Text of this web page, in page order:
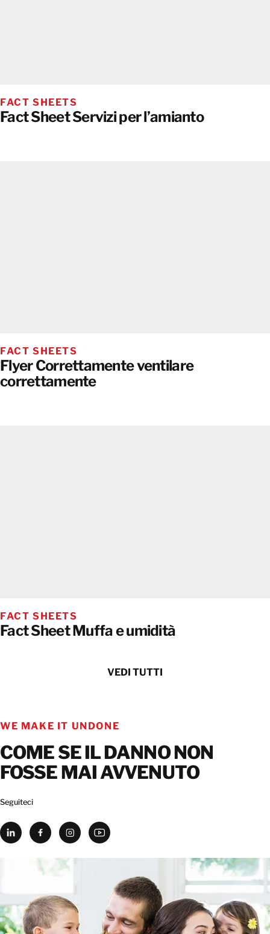
FACT SHEETS
Fact Sheet Servizi per l’amianto
FACT SHEETS
Flyer Correttamente ventilare
correttamente
FACT SHEETS
Fact Sheet Muffa e umidità
VEDI TUTTI
WE MAKE IT UNDONE
COME SE IL DANNO NON
FOSSE MAI AVVENUTO
Seguiteci